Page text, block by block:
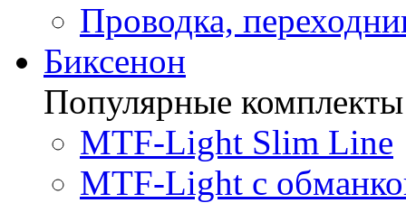
Проводка,
Биксенон
Популярные комплекты
MTF-Light Slim Line
MTF-Light с